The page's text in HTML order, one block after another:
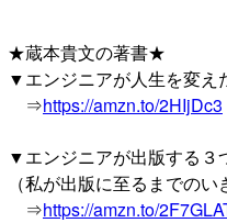
★蔵本貴文の著書★
▼エンジニアが人生を変え
⇒https://amzn.to/2HIjDc3
▼エンジニアが出版する３
（私が出版に至るまでの
⇒https://amzn.to/